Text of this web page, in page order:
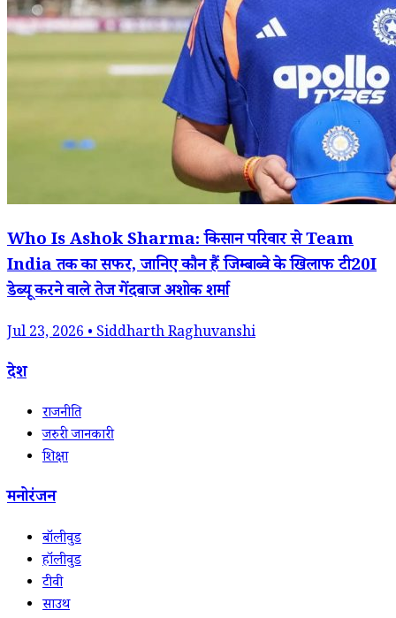
Who Is Ashok Sharma: किसान परिवार से Team
India तक का सफर, जानिए कौन हैं जिम्बाब्वे के खिलाफ टी20I
डेब्यू करने वाले तेज गेंदबाज अशोक शर्मा
Jul 23, 2026 • Siddharth Raghuvanshi
देश
राजनीति
जरुरी जानकारी
शिक्षा
मनोरंजन
बॉलीवुड
हॉलीवुड
टीवी
साउथ